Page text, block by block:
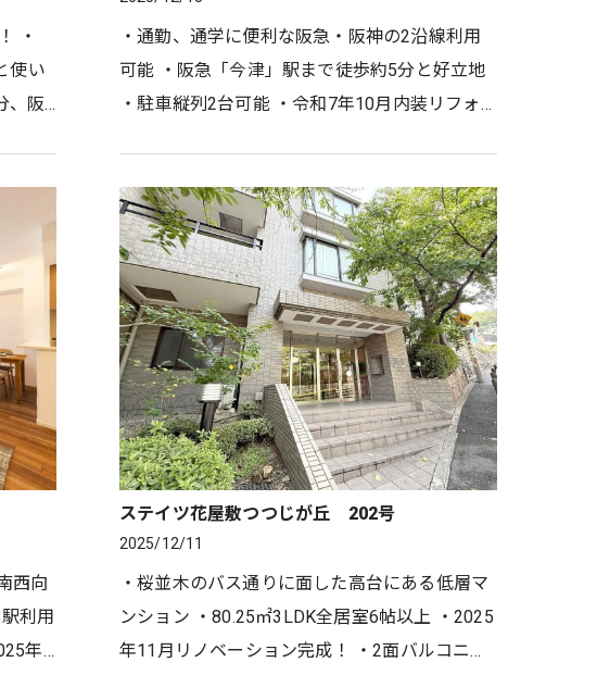
・
使い
、阪
・通勤、通学に便利な阪急・阪神の2沿線利用
可能 ・阪急「今津」駅まで徒歩約5分と好立地
・駐車縦列2台可能 ・令和7年10月内装リフォ
西向
利用
年9
ステイツ花屋敷つつじが丘 202号
2025/12/11
・桜並木のバス通りに面した高台にある低層マ
ンション ・80.25㎡3LDK全居室6帖以上 ・2025
年11月リノベーション完成！ ・2面バルコニー